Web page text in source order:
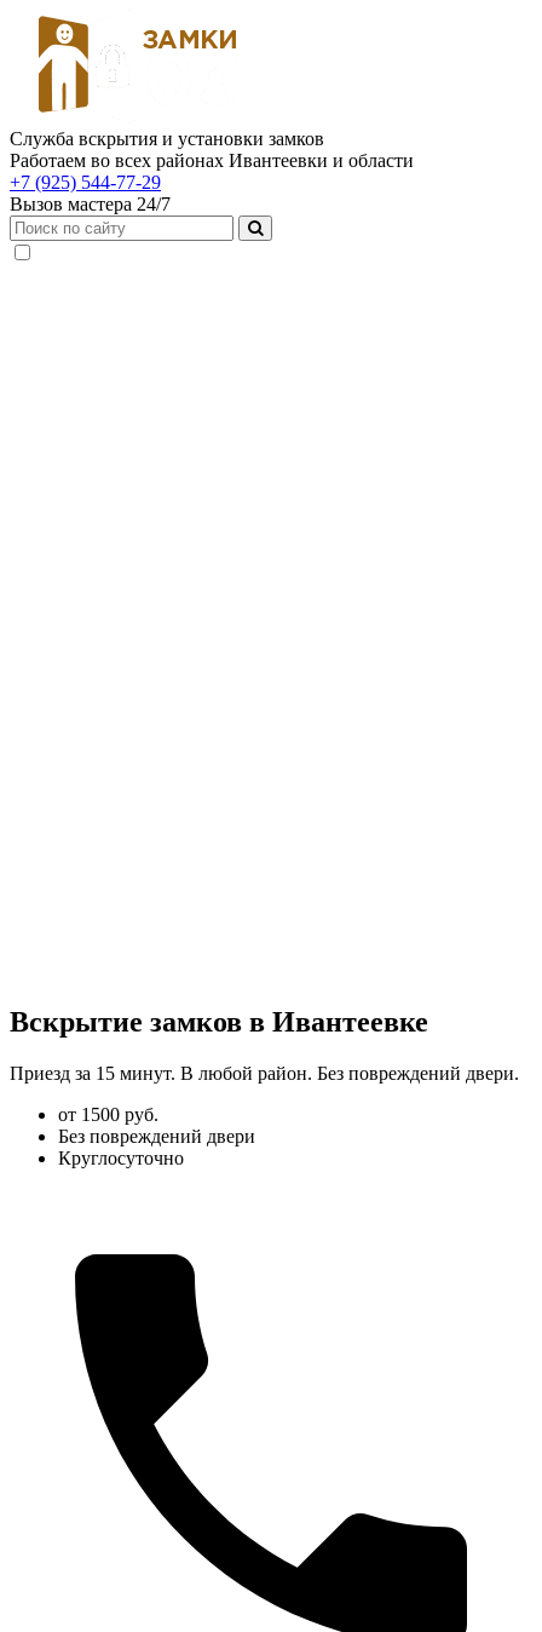
Служба вскрытия и установки замков
Работаем во всех районах Ивантеевки и области
+7 (925) 544-77-29
Вызов мастера 24/7
Вскрытие замков в Ивантеевке
Приезд за 15 минут. В любой район. Без повреждений двери.
от 1500 руб.
Без повреждений двери
Круглосуточно